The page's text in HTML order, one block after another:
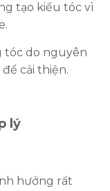
tạo kiểu tóc vì
tóc do nguyên
cải thiện.
lý
hưởng rất